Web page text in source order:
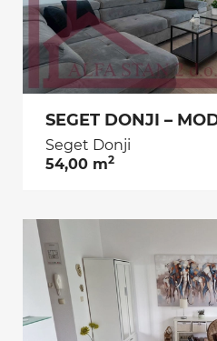
Seget Donji
54,00 m2